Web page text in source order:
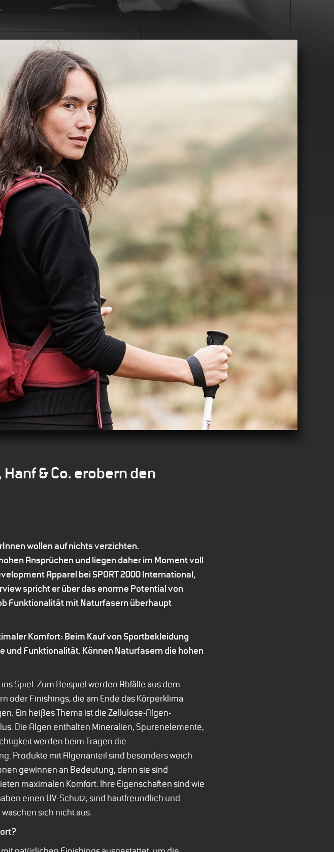
& Co. erobern den
wollen auf nichts verzichten.
Ansprüchen und liegen daher im Moment voll
Apparel bei SPORT 2000 International,
spricht er über das enorme Potential von
Funktionalität mit Naturfasern überhaupt
Komfort: Beim Kauf von Sportbekleidung
und Funktionalität. Können Naturfasern die hohen
Spiel. Zum Beispiel werden Abfälle aus dem
oder Finishings, die am Ende das Körperklima
Ein heißes Thema ist die Zellulose-Algen-
Die Algen enthalten Mineralien, Spurenelemente,
werden beim Tragen die
Produkte mit Algenanteil sind besonders weich
gewinnen an Bedeutung, denn sie sind
maximalen Komfort. Ihre Eigenschaften sind wie
einen UV-Schutz, sind hautfreundlich und
sich nicht aus.